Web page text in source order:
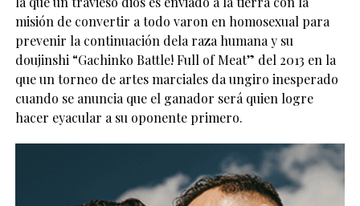
misión de convertir a todo varon en homosexual para
prevenir la continuación dela raza humana y su
doujinshi “Gachinko Battle! Full of Meat” del 2013 en la
que un torneo de artes marciales da ungiro inesperado
cuando se anuncia que el ganador será quien logre
hacer eyacular a su oponente primero.